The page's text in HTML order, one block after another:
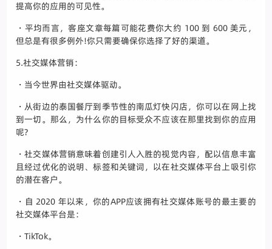
提高你的应用的可见性。
・平均而言，客座文章每篇可能花费你大约 100 到 600 美元，
但总是有很多例外!你只需要确保你选择了好的渠道。
5.社交媒体营销：
・当今世界由社交媒体驱动。
・从街边的泰国餐厅到季节性的南瓜灯快闪店，你可以在网上找
到一切。那么，为什么你的目标受众不应该在那里找到你的应用
呢?
・社交媒体营销意味着创建引人入胜的视觉内容，配以信息丰富
且经过优化的说明、标签和关键词，以在社交媒体平台上吸引你
的潜在客户。
・自 2020 年以来，你的APP应该拥有社交媒体账号的最主要的
社交媒体平台是：
・TikTok。